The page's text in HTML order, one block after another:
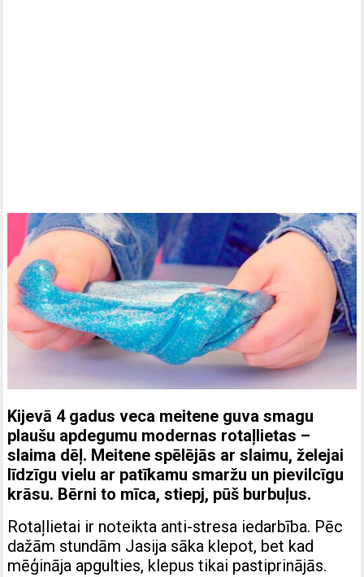
Kijevā 4 gadus veca meitene guva smagu
plaušu apdegumu modernas rotaļlietas –
slaima dēļ. Meitene spēlējās ar slaimu, želejai
līdzīgu vielu ar patīkamu smaržu un pievilcīgu
krāsu. Bērni to mīca, stiepj, pūš burbuļus.
Rotaļlietai ir noteikta anti-stresa iedarbība. Pēc
dažām stundām Jasija sāka klepot, bet kad
mēģināja apgulties, klepus tikai pastiprinājās.